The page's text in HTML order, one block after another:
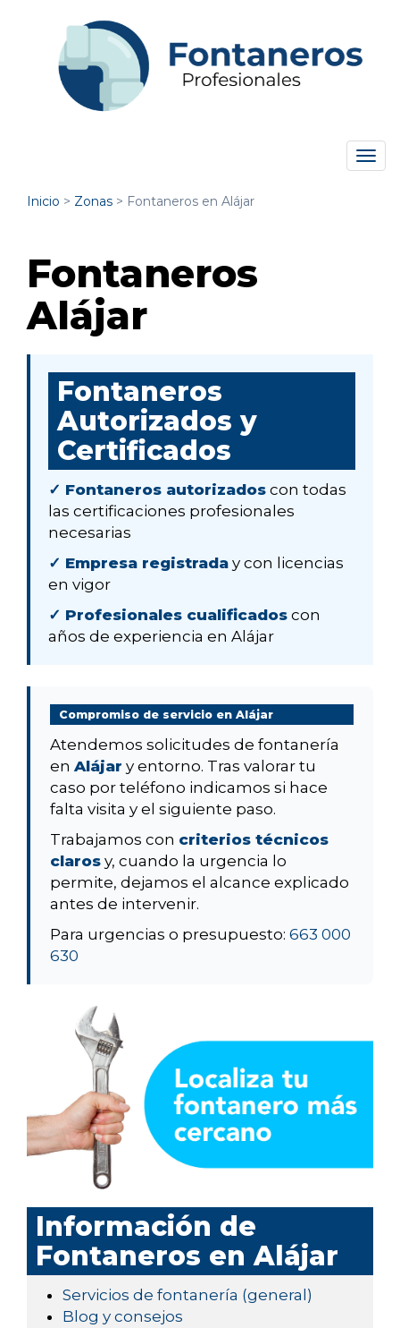
Inicio > Zonas > Fontaneros en Alájar
Fontaneros
Alájar
Fontaneros
Autorizados y
Certificados
✓ Fontaneros autorizados con todas
las certificaciones profesionales
necesarias
✓ Empresa registrada y con licencias
en vigor
✓ Profesionales cualificados con
años de experiencia en Alájar
Compromiso de servicio en Alájar
Atendemos solicitudes de fontanería
en Alájar y entorno. Tras valorar tu
caso por teléfono indicamos si hace
falta visita y el siguiente paso.
Trabajamos con criterios técnicos
claros y, cuando la urgencia lo
permite, dejamos el alcance explicado
antes de intervenir.
Para urgencias o presupuesto: 663 000
630
Información de
Fontaneros en Alájar
Servicios de fontanería (general)
Blog y consejos